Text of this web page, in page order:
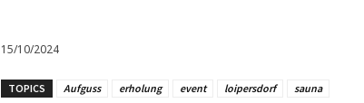
15/10/2024
TOPICS Aufguss erholung event loipersdorf sauna